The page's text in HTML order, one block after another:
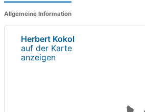
Allgemeine Information
Herbert Kokol
auf der Karte
anzeigen